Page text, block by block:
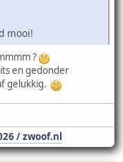
mooi!
?
en gedonder
gelukkig.
/ zwoof.nl